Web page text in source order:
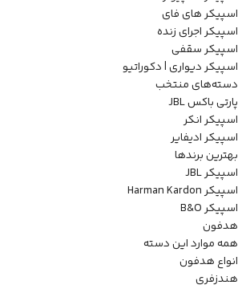
اسپیکر های فای
اسپیکر اجرای زنده
اسپیکر سقفی
اسپیکر دیواری | دکوراتیو
دسته‌های منتخب
پارتی باکس JBL
اسپیکر انکر
اسپیکر ادیفایر
بهترین برندها
اسپیکر JBL
اسپیکر Harman Kardon
اسپیکر B&O
هدفون
همه موارد این دسته
انواع هدفون
هندزفری